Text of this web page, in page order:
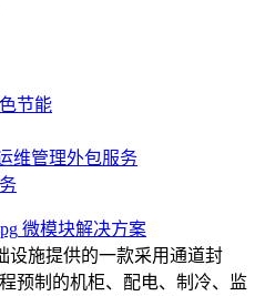
节能
维管理外包服务
微模块解决方案
设施提供的一款采用通道封
预制的机柜、配电、制冷、监